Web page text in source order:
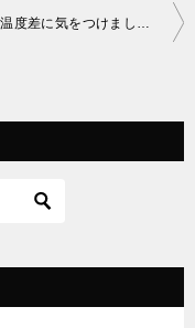
室内の温度差に気をつけましょう